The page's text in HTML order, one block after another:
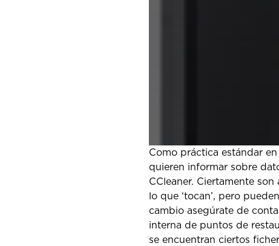
Como práctica estándar
quieren informar sobre
CCleaner. Ciertamente
lo que ‘tocan’, pero
cambio asegúrate de
interna de puntos de
se encuentran ciertos